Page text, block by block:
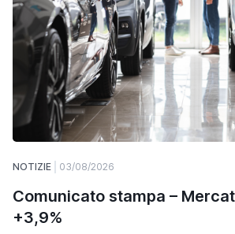
NOTIZIE 03/08/2026
Comunicato stampa –
+3,9%